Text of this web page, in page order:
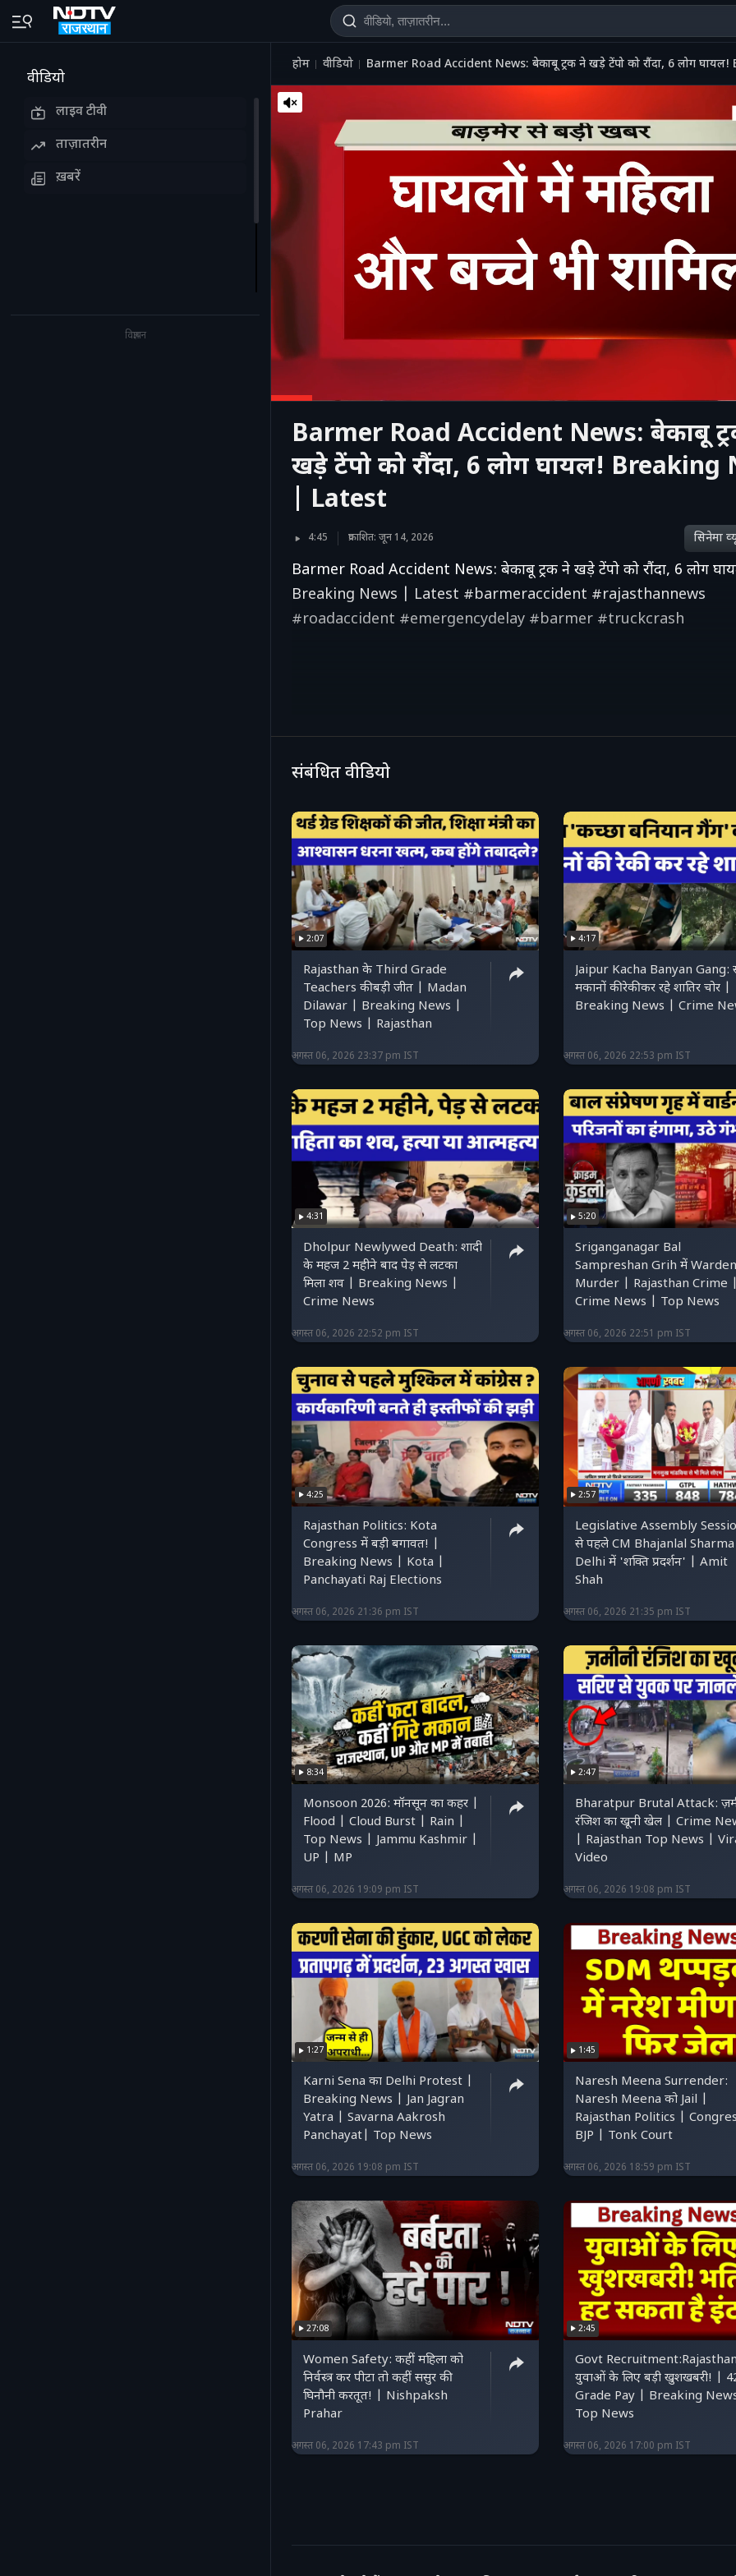
वीडियो
लाइव टीवी
ताज़ातरीन
ख़बरें
विज्ञापन
होम वीडियो Barmer Road Accident News: बेकाबू ट्रक ने खड़े टेंपो को रौंदा, 6 लोग
Barmer Road Accident News: बेकाबू
खड़े टेंपो को रौंदा, 6 लोग घायल! Breaking
| Latest
4:45 प्रकाशित: जून 14, 2026 सिनेमा
Barmer Road Accident News: बेकाबू ट्रक ने खड़े टेंपो को रौंदा, 6 लोग
Breaking News | Latest #barmeraccident #rajasthannews
#roadaccident #emergencydelay #barmer #truckcrash
संबंधित वीडियो
2:07
Rajasthan के Third Grade
Teachers की बड़ी जीत | Madan
Dilawar | Breaking News |
Top News | Rajasthan
अगस्त 06, 2026 23:37 pm IST
4:17
Jaipur Kacha Banyan Gang:
मकानों की रेकी कर रहे शातिर चोर |
Breaking News | Crime
अगस्त 06, 2026 22:53 pm IST
4:31
Dholpur Newlywed Death: शादी
के महज 2 महीने बाद पेड़ से लटका
मिला शव | Breaking News |
Crime News
अगस्त 06, 2026 22:52 pm IST
5:20
Sriganganagar Bal
Sampreshan Grih में Warden
Murder | Rajasthan Crime
Crime News | Top News
अगस्त 06, 2026 22:51 pm IST
4:25
Rajasthan Politics: Kota
Congress में बड़ी बगावत! |
Breaking News | Kota |
Panchayati Raj Elections
अगस्त 06, 2026 21:36 pm IST
2:57
Legislative Assembly
से पहले CM Bhajanlal Sharma
Delhi में 'शक्ति प्रदर्शन' | Amit
Shah
अगस्त 06, 2026 21:35 pm IST
8:34
Monsoon 2026: मॉनसून का कहर |
Flood | Cloud Burst | Rain |
Top News | Jammu Kashmir |
UP | MP
अगस्त 06, 2026 19:09 pm IST
2:47
Bharatpur Brutal Attack:
रंजिश का खूनी खेल | Crime
| Rajasthan Top News |
Video
अगस्त 06, 2026 19:08 pm IST
1:27
Karni Sena का Delhi Protest |
Breaking News | Jan Jagran
Yatra | Savarna Aakrosh
Panchayat| Top News
अगस्त 06, 2026 19:08 pm IST
1:45
Naresh Meena Surrender:
Naresh Meena को Jail |
Rajasthan Politics |
BJP | Tonk Court
अगस्त 06, 2026 18:59 pm IST
27:08
Women Safety: कहीं महिला को
निर्वस्त्र कर पीटा तो कहीं ससुर की
घिनौनी करतूत! | Nishpaksh
Prahar
अगस्त 06, 2026 17:43 pm IST
2:45
Govt
युवाओं के लिए बड़ी खुशखबरी! |
Grade Pay | Breaking
Top News
अगस्त 06, 2026 17:00 pm IST